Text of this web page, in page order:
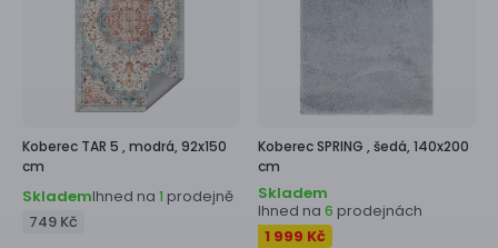
Koberec TAR 5 , modrá, 92x150
cm
SklademIhned na 1 prodejně
749 Kč
KoberecSPRING , šedá, 140x200
cm
Skladem
Ihned na 6 prodejnách
1 999 Kč